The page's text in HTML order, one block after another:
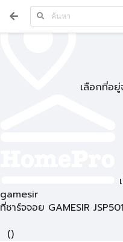
เลือกที่อ
gamesir
ที่ชาร์จจอย GAMESIR
()